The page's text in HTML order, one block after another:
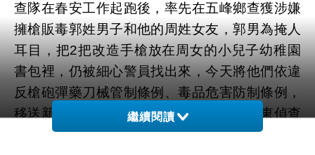
查隊在春安工作起跑後，率先在五峰鄉查獲涉嫌
擁槍販毒郭姓男子和他的周姓女友，郭男為掩人
耳目，把2把改造手槍放在周女的小兒子幼稚園
書包裡，仍被細心警員找出來，今天將他們依違
反槍砲彈藥刀械管制條例、毒品危害防制條例，
移送新竹地檢署偵辦。警方說，去年底竹東偵查
隊接連查獲多起山老鼠及毒品案件，經過不斷的
繼續閱讀